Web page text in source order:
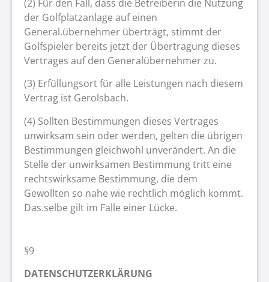
(2) Für den Fall, dass die Betreiberin die Nutzung
der Golfplatzanlage auf einen
General.übernehmer überträgt, stimmt der
Golfspieler bereits jetzt der Übertragung dieses
Vertrages auf den Generalübernehmer zu.
(3) Erfüllungsort für alle Leistungen nach diesem
Vertrag ist Gerolsbach.
(4) Sollten Bestimmungen dieses Vertrages
unwirksam sein oder werden, gelten die übrigen
Bestimmungen gleichwohl unverändert. An die
Stelle der unwirksamen Bestimmung tritt eine
rechtswirksame Bestimmung, die dem
Gewollten so nahe wie rechtlich möglich kommt.
Das.selbe gilt im Falle einer Lücke.
§9
DATENSCHUTZERKLÄRUNG